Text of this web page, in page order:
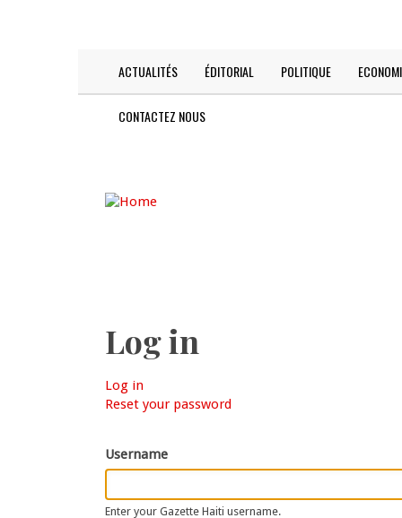
Main
navigation
ACTUALITÉS ÉDITORIAL POLITIQUE
CONTACTEZ NOUS
Log in
Primary
Log in
tab)
Reset your password
Username
Enter your Gazette Haiti username.